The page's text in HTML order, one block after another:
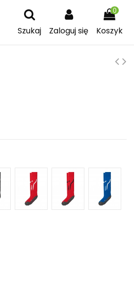
Szukaj
Zaloguj się
0
Koszyk